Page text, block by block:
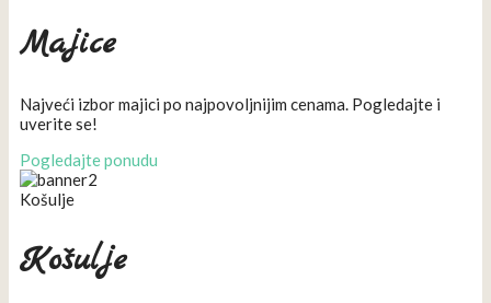
Majice
Najveći izbor majici po najpovoljnijim cenama. Pogledajte i
uverite se!
Pogledajte ponudu
Košulje
Košulje